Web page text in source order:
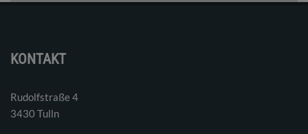
KONTAKT
Rudolfstraße 4
3430 Tulln